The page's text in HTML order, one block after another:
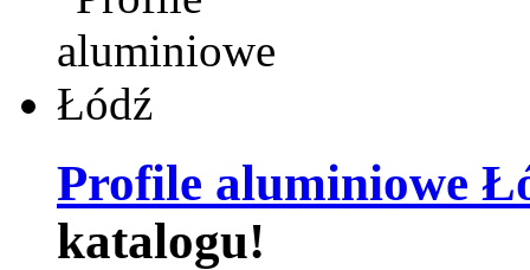
Profile aluminiowe
katalogu!